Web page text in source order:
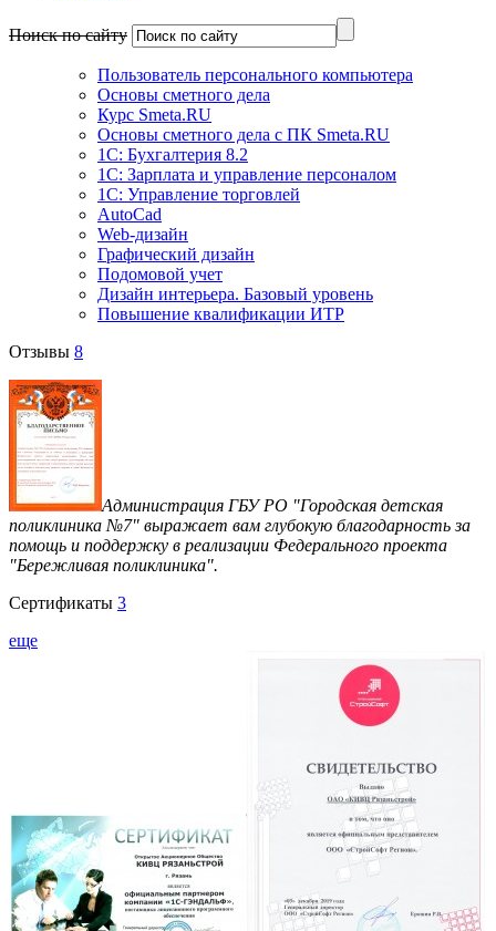
Поиск по сайту
Пользователь персонального компьютера
Основы сметного дела
Курс Smeta.RU
Основы сметного дела с ПК Smeta.RU
1С: Бухгалтерия 8.2
1С: Зарплата и управление персоналом
1C: Управление торговлей
AutoCad
Web-дизайн
Графический дизайн
Подомовой учет
Дизайн интерьера. Базовый уровень
Повышение квалификации ИТР
Отзывы 8
Администрация ГБУ РО "Городская детская
поликлиника №7" выражает вам глубокую благодарность за
помощь и поддержку в реализации Федерального проекта
"Бережливая поликлиника".
Сертификаты 3
еще